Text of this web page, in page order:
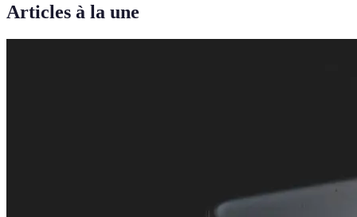
Articles à la une